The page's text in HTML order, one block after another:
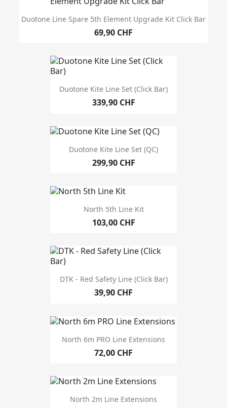
1
2
CHF
Duotone Line Spare 5th Element Upgrade Kit Click Bar
69,90 CHF
Duotone Kite Line Set (Click Bar)
339,90 CHF
Duotone Kite Line Set (QC)
299,90 CHF
North 5th Line Kit
103,00 CHF
DTK - Red Safety Line (Click Bar)
39,90 CHF
North 6m PRO Line Extensions
72,00 CHF
North 2m Line Extensions